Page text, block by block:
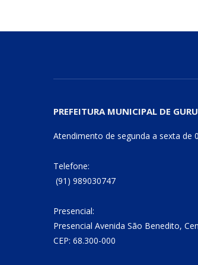
PREFEITURA MUNICIPAL DE
Atendimento de segunda a sexta de
Telefone:
(91) 989030747
Presencial:
Presencial Avenida São Benedito,
CEP: 68.300-000